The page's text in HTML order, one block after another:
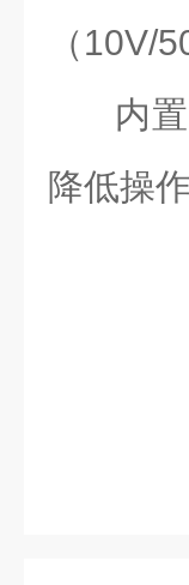
（10V/
内
降低操